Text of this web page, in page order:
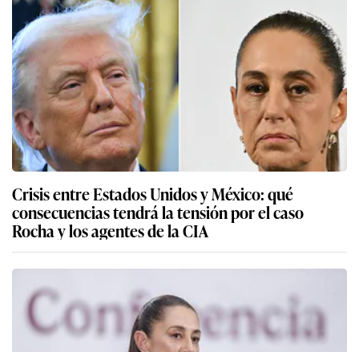
Crisis entre Estados Unidos y México: qué
consecuencias tendrá la tensión por el caso
Rocha y los agentes de la CIA